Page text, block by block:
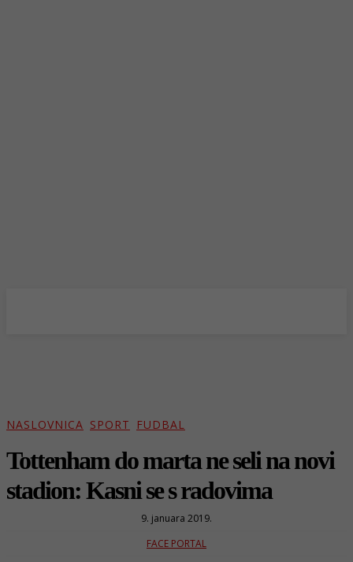
NASLOVNICA SPORT FUDBAL
Tottenham do marta ne seli na novi
stadion: Kasni se s radovima
9. januara 2019.
FACE PORTAL